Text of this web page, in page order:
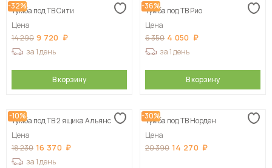
-32%
Тумба под ТВ Сити
Цена
14 290 9 720
за 1 день
В корзину
-36%
Тумба под ТВ Рио
Цена
6 350 4 050
за 1 день
В корзину
-10%
Тумба под ТВ 2 ящика Альянс
Цена
18 230 16 370
за 1 день
-30%
Тумба под ТВ Норден
Цена
20 390 14 270